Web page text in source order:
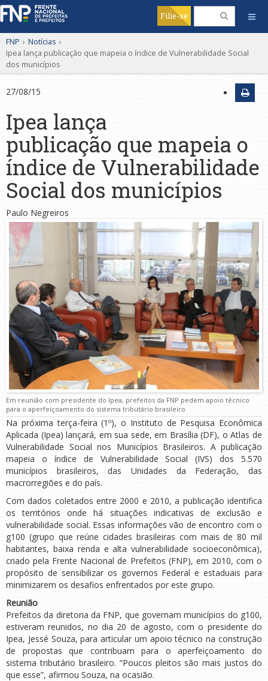
Filie-se
FNP › Notícias ›
Ipea lança publicação que mapeia o índice de Vulnerabilidade Social
dos municípios
27/08/15
Ipea lança
publicação que mapeia o
índice de Vulnerabilidade
Social dos municípios
Paulo Negreiros
Em reunião com presidente do Ipea, prefeitos da FNP pedem apoio técnico
para o aperfeiçoamento do sistema tributário brasileiro
Na próxima terça-feira (1º), o Instituto de Pesquisa Econômica
Aplicada (Ipea) lançará, em sua sede, em Brasília (DF), o Atlas de
Vulnerabilidade Social nos Municípios Brasileiros. A publicação
mapeia o índice de Vulnerabilidade Social (IVS) dos 5.570
municípios brasileiros, das Unidades da Federação, das
macrorregiões e do país.
Com dados coletados entre 2000 e 2010, a publicação identifica
os territórios onde há situações indicativas de exclusão e
vulnerabilidade social. Essas informações vão de encontro com o
g100 (grupo que reúne cidades brasileiras com mais de 80 mil
habitantes, baixa renda e alta vulnerabilidade socioeconômica),
criado pela Frente Nacional de Prefeitos (FNP), em 2010, com o
propósito de sensibilizar os governos Federal e estaduais para
minimizarem os desafios enfrentados por este grupo.
Reunião
Prefeitos da diretoria da FNP, que governam municípios do g100,
estiveram reunidos, no dia 20 de agosto, com o presidente do
Ipea, Jessé Souza, para articular um apoio técnico na construção
de propostas que contribuam para o aperfeiçoamento do
sistema tributário brasileiro. “Poucos pleitos são mais justos do
que esse”, afirmou Souza, na ocasião.